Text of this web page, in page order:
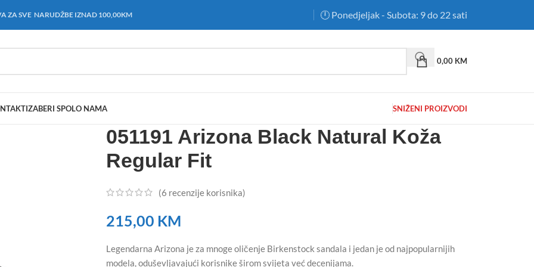
ZA SVE NARUDŽBE IZNAD 100,00KM 🕛 Ponedjeljak - Subota: 9 do 22 sati
0,00 KM
IZABERI SPOLO NAMA SNIŽENI PROIZVODI
051191 Arizona Black Natural Koža
Regular Fit
(6 recenzije korisnika)
215,00 KM
Legendarna Arizona je za mnoge oličenje Birkenstock sandala i jedan je od najpopularnijih
modela, oduševljavajući korisnike širom svijeta već decenijama.